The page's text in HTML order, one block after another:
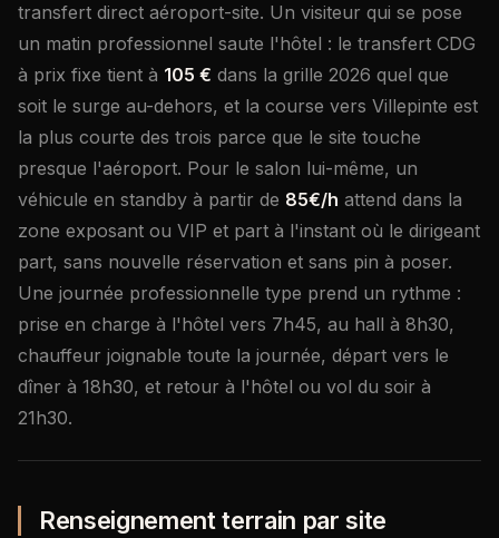
transfert direct aéroport-site. Un visiteur qui se pose
un matin professionnel saute l'hôtel : le transfert CDG
à prix fixe tient à 105 € dans la grille 2026 quel que
soit le surge au-dehors, et la course vers Villepinte est
la plus courte des trois parce que le site touche
presque l'aéroport. Pour le salon lui-même, un
véhicule en standby à partir de 85€/h attend dans la
zone exposant ou VIP et part à l'instant où le dirigeant
part, sans nouvelle réservation et sans pin à poser.
Une journée professionnelle type prend un rythme :
prise en charge à l'hôtel vers 7h45, au hall à 8h30,
chauffeur joignable toute la journée, départ vers le
dîner à 18h30, et retour à l'hôtel ou vol du soir à
21h30.
Renseignement terrain par site